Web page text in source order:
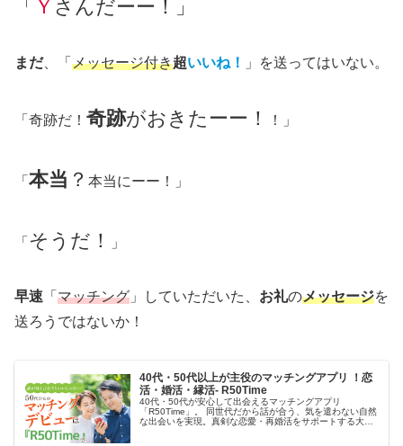
「 Ｙ さんだーー！」
まだ、「 メッセージ付き超いいね！ 」を送ってはいない。
「奇跡だ！ 奇跡がおきたーー！ ！」
「 本当 ？ 本当にーー！」
「 そうだ！ 」
早速 「 マッチング 」していただいた、 お礼のメッセージを
送ろうではないか！
40代・50代以上が主役のマッチングアプリ ！恋
活・婚活・縁活- R50Time
40代・50代が安心して出会えるマッチングアプリ
「R50Time」。 同世代だから話が合う、気を遣わない自然
な出会いを実現。真剣な恋愛・再婚活をサポートする大人